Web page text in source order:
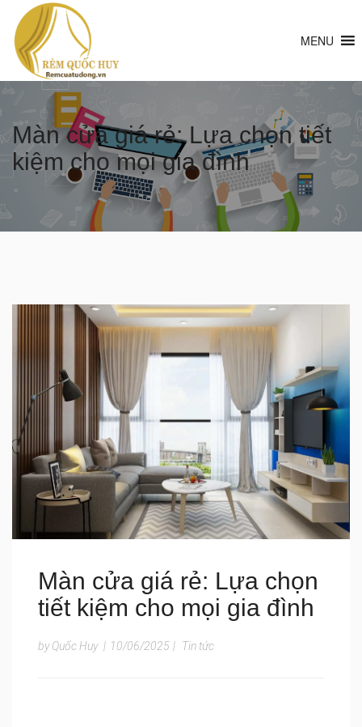
MENU
Màn cửa giá rẻ: Lựa chọn tiết
kiệm cho mọi gia đình
Màn cửa giá rẻ: Lựa chọn
tiết kiệm cho mọi gia đình
by Quốc Huy | 10/06/2025 | Tin tức